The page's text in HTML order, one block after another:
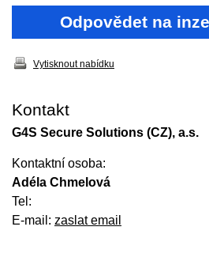
Odpovědet na
Vytisknout nabídku
Kontakt
G4S Secure Solutions (CZ), a.s.
Kontaktní osoba:
Adéla Chmelová
Tel:
E-mail: zaslat email